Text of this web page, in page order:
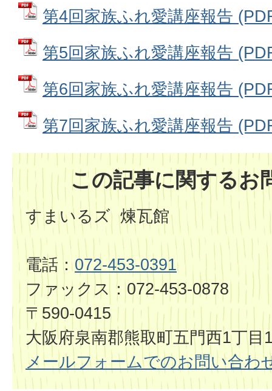
第4回家族ふれ愛講座報告
第5回家族ふれ愛講座報告
第6回家族ふれ愛講座報告
第7回家族ふれ愛講座報告
この記事に関するお
すまいるズ 煉瓦館
電話：072-453-0391
ファックス：072-453-0878
〒590-0415
大阪府泉南郡熊取町五門西1丁目
メールフォームでのお問い合わ